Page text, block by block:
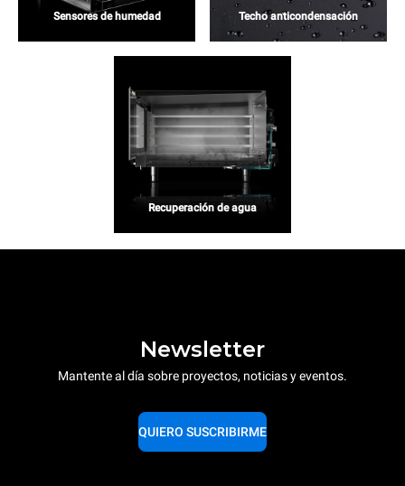
Sensores de humedad Techo anticondensación
Recuperación de agua
Newsletter
Mantente al día sobre proyectos, noticias y eventos.
QUIERO SUSCRIBIRME